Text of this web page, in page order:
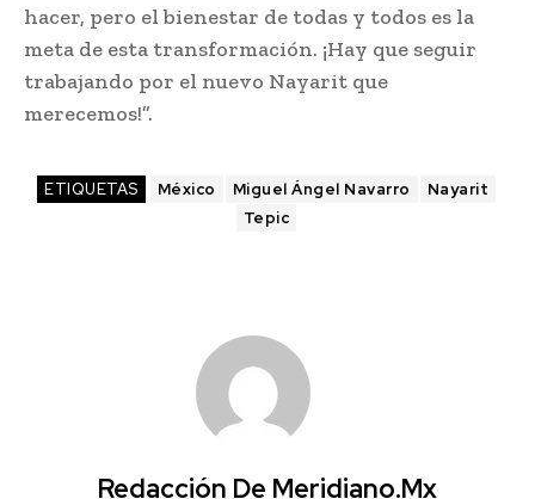
hacer, pero el bienestar de todas y todos es la
meta de esta transformación. ¡Hay que seguir
trabajando por el nuevo Nayarit que
merecemos!”.
ETIQUETAS México Miguel Ángel Navarro
Nayarit
Tepic
Redacción De Meridiano.mx